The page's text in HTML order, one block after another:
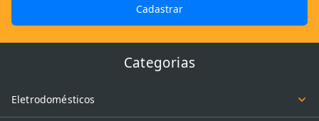
Cadastrar
Categorias
Eletrodomésticos